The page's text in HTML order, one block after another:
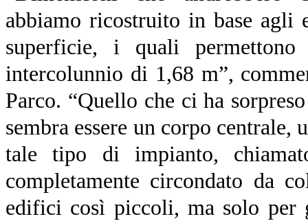
abbiamo ricostruito in base agli
superficie, i quali
intercolunnio di 1,68 m”,
Parco. “Quello che ci ha
sembra essere un corpo
tale tipo di impianto,
completamente circondato da
edifici così piccoli, ma solo per